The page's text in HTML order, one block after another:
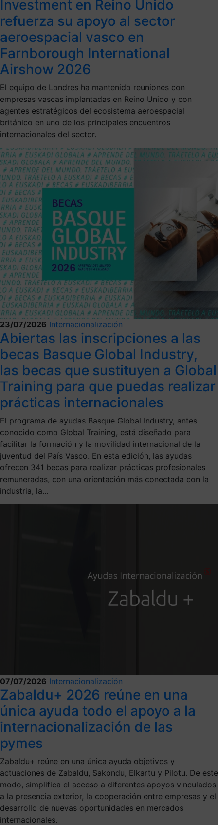
Investment en Reino Unido
refuerza su apoyo al sector
aeroespacial vasco en
Farnborough International
Airshow 2026
El equipo de Londres ha mantenido reuniones con
empresas vascas implantadas en Reino Unido y con
agentes estratégicos del ecosistema aeroespacial
británico en uno de los principales encuentros
internacionales del sector.
23/07/2026 Internacionalización
Abiertas las inscripciones a las
becas Basque Global Industry,
las becas que sustituyen a Global
Training para que puedas realizar
prácticas internacionales
El programa de ayudas Basque Global Industry, antes
conocido como Global Training, está diseñado para
facilitar la formación y la movilidad internacional de la
juventud del País Vasco. En esta edición, las ayudas
ofrecen 341 becas para realizar prácticas profesionales
remuneradas, con una orientación más conectada con la
industria, la...
07/07/2026 Internacionalización
Zabaldu+ 2026 reúne en una
única ayuda todo el apoyo a la
internacionalización de las
pymes
Zabaldu+ reúne en una única ayuda objetivos y
actuaciones de Zabaldu, Sakondu, Elkartu y Pilotu. De este
modo, simplifica el acceso a diferentes apoyos vinculados
a la presencia exterior, la cooperación entre empresas y el
desarrollo de nuevas oportunidades en mercados
internacionales.